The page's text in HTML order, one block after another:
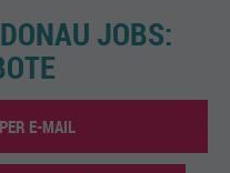
JOBS:
E-MAIL